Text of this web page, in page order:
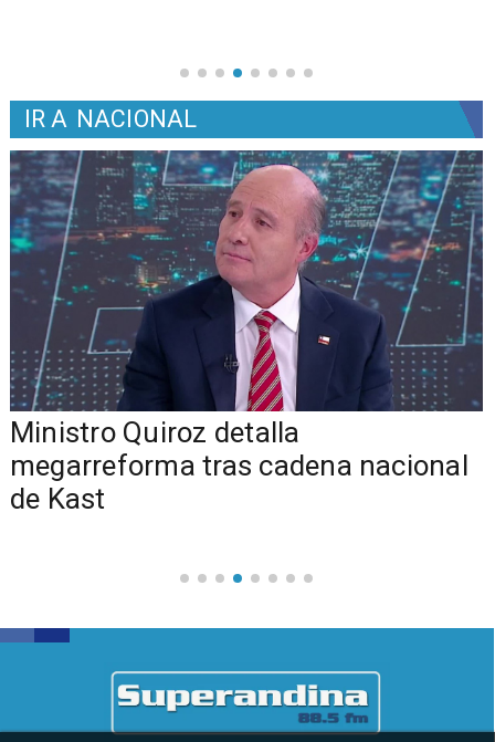
IR A NACIONAL
Ministro Quiroz detalla
megarreforma tras cadena nacional
de Kast